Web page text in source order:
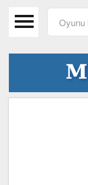
Anasayfa
Beceri Oyunları
Spor Oyunları
Araba Oyunları